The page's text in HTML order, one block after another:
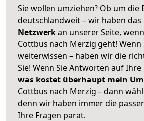
Sie wollen umziehen? Ob um die
deutschlandweit – wir haben das
Netzwerkan unserer Seite,
Cottbus nach Merzig geht! Wenn
weiterwissen – haben wir die
Sie! Wenn Sie Antworten auf Ihre
was kostet überhaupt mein
Cottbus nach Merzig – dann
denn wir haben immer die
Ihre Fragen parat.